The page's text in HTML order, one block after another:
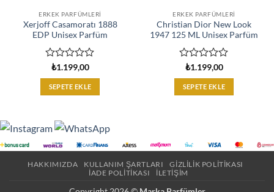
ERKEK PARFÜMLERI
Xerjoff Casamoratı 1888
EDP Unisex Parfüm
üzerinden
0
oy
₺1.199,00
SEPETE EKLE
ERKEK PARFÜMLERI
Christian Dior New Look
1947 125 ML Unisex Parfüm
üzerinden
0
oy
₺1.199,00
SEPETE EKLE
HAKKIMIZDA KULLANIM ŞARTLARI
GIZLILIK POLITIKASI
İADE POLITIKASI
İLETIŞIM